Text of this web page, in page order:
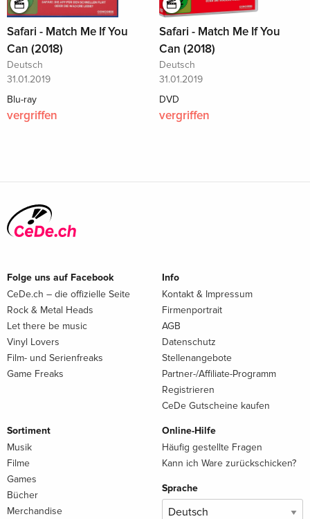
Safari - Match Me If You
Can (2018)
Deutsch
31.01.2019
Blu-ray
vergriffen
Safari - Match Me If You
Can (2018)
Deutsch
31.01.2019
DVD
vergriffen
Folge uns auf Facebook
CeDe.ch – die offizielle Seite
Rock & Metal Heads
Let there be music
Vinyl Lovers
Film- und Serienfreaks
Game Freaks
Info
Kontakt & Impressum
Firmenportrait
AGB
Datenschutz
Stellenangebote
Partner-/Affiliate-Programm
Registrieren
CeDe Gutscheine kaufen
Sortiment
Musik
Filme
Games
Bücher
Merchandise
Online-Hilfe
Häufig gestellte Fragen
Kann ich Ware zurückschicken?
Sprache